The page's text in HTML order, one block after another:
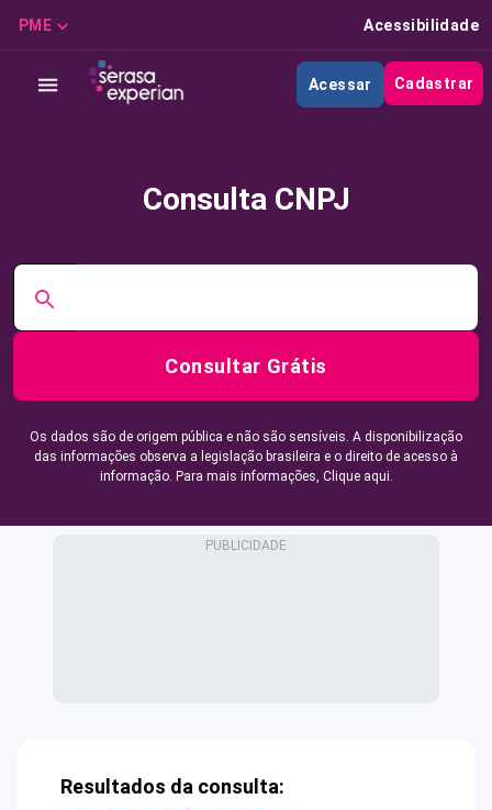
PME Acessibilidade
Acessar Cadastrar
Consulta CNPJ
Consultar Grátis
Os dados são de origem pública e não são sensíveis. A disponibilização
das informações observa a legislação brasileira e o direito de acesso à
informação. Para mais informações, Clique aqui.
Resultados da consulta: